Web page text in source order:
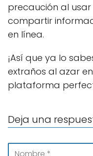
precaución al
compartir
en línea.
¡Así que ya lo
extraños al azar
plataforma
Deja una